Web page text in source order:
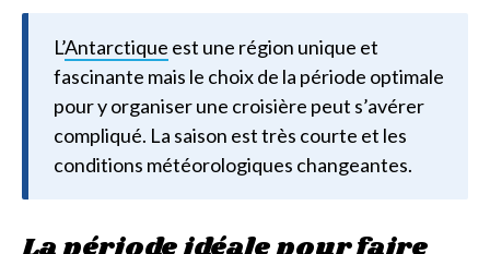
L’Antarctique est une région unique et
fascinante mais le choix de la période optimale
pour y organiser une croisière peut s’avérer
compliqué. La saison est très courte et les
conditions météorologiques changeantes.